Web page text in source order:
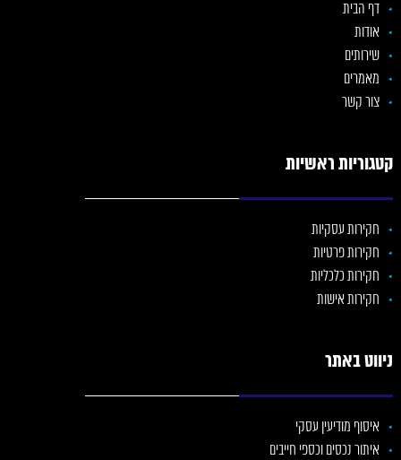
דף הבית
אודות
שירותים
מאמרים
צור קשר
קטגוריות ראשיות
חקירות עסקיות
חקירות פרטיות
חקירות כלכליות
חקירות אישות
ניווט באתר
איסוף מודיעין עסקי
איתור נכסים וכספי חייבים